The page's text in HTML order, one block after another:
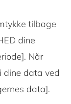
tilbage
dine
Når
dine data ved
data].